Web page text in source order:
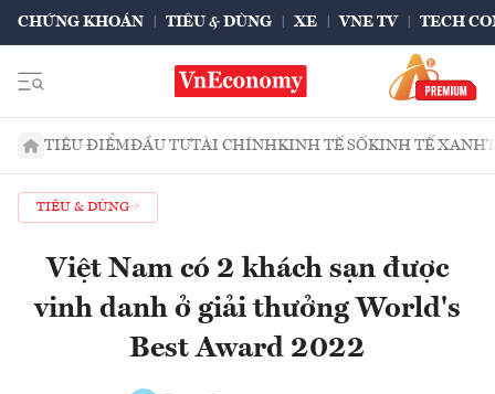
CHỨNG KHOÁN TIÊU & DÙNG XE VNE TV TECH
TIÊU ĐIỂMĐẦU TƯTÀI CHÍNHKINH TẾ SỐKINH TẾ XANH
TIÊU & DÙNG
Việt Nam có 2 khách sạn được
vinh danh ở giải thưởng World's
Best Award 2022